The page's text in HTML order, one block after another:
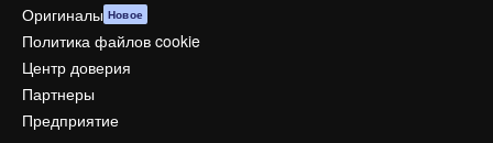
Оригиналы Новое
Политика файлов cookie
Центр доверия
Партнеры
Предприятие